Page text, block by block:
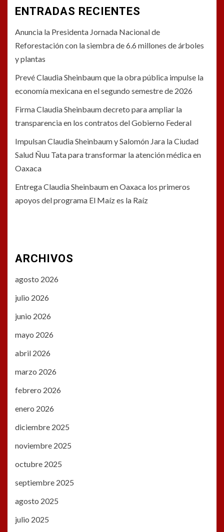
ENTRADAS RECIENTES
Anuncia la Presidenta Jornada Nacional de
Reforestación con la siembra de 6.6 millones de árboles
y plantas
Prevé Claudia Sheinbaum que la obra pública impulse la
economía mexicana en el segundo semestre de 2026
Firma Claudia Sheinbaum decreto para ampliar la
transparencia en los contratos del Gobierno Federal
Impulsan Claudia Sheinbaum y Salomón Jara la Ciudad
Salud Ñuu Tata para transformar la atención médica en
Oaxaca
Entrega Claudia Sheinbaum en Oaxaca los primeros
apoyos del programa El Maíz es la Raíz
ARCHIVOS
agosto 2026
julio 2026
junio 2026
mayo 2026
abril 2026
marzo 2026
febrero 2026
enero 2026
diciembre 2025
noviembre 2025
octubre 2025
septiembre 2025
agosto 2025
julio 2025